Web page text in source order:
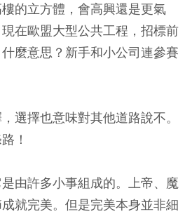
的立方體，會高興還是更氣
在歐盟大型公共工程，招標前
麼意思？新手和小公司連參賽
選擇也意味對其他道路說不。
！
由許多小事組成的。上帝、魔
就完美。但是完美本身並非細